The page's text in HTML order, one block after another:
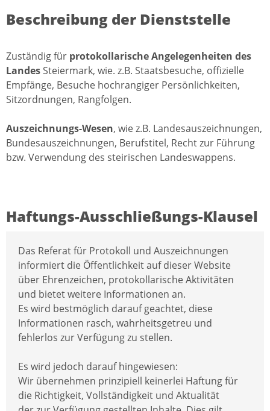
Beschreibung der Dienststelle
Zuständig für protokollarische Angelegenheiten des
LandesSteiermark, wie. z.B. Staatsbesuche, offizielle
Empfänge, Besuche hochrangiger Persönlichkeiten,
Sitzordnungen, Rangfolgen.
Auszeichnungs-Wesen, wie z.B. Landesauszeichnungen,
Bundesauszeichnungen, Berufstitel, Recht zur Führung
bzw. Verwendung des steirischen Landeswappens.
Haftungs-Ausschließungs-Klausel
Das Referat für Protokoll und Auszeichnungen
informiert die Öffentlichkeit auf dieser Website
über Ehrenzeichen, protokollarische Aktivitäten
und bietet weitere Informationen an.
Es wird bestmöglich darauf geachtet, diese
Informationen rasch, wahrheitsgetreu und
fehlerlos zur Verfügung zu stellen.
Es wird jedoch darauf hingewiesen:
Wir übernehmen prinzipiell keinerlei Haftung für
die Richtigkeit, Vollständigkeit und Aktualität